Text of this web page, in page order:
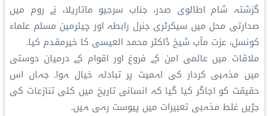
گزشتہ شام اطالوی صدر، جناب سرجیو ماتاریلا، نے روم میں
صدارتی محل میں سیکرٹری جنرل رابطہ اور چیئرمین مسلم علماء
کونسل، عزت مآب شیخ ڈاکٹر محمد العیسی کا خیرمقدم کیا۔
ملاقات میں عالمی امن کے فروغ اور اقوام کے درمیان دوستی
میں مذہبی کردار کی اہمیت پر تبادلہ خیال ہوا۔ جہاں اس
حقیقت کو اجاگر کیا گیا کہ انسانی تاریخ میں کئی تنازعات کی
جڑیں غلط مذہبی تعبیرات میں پیوست رہی ہیں۔